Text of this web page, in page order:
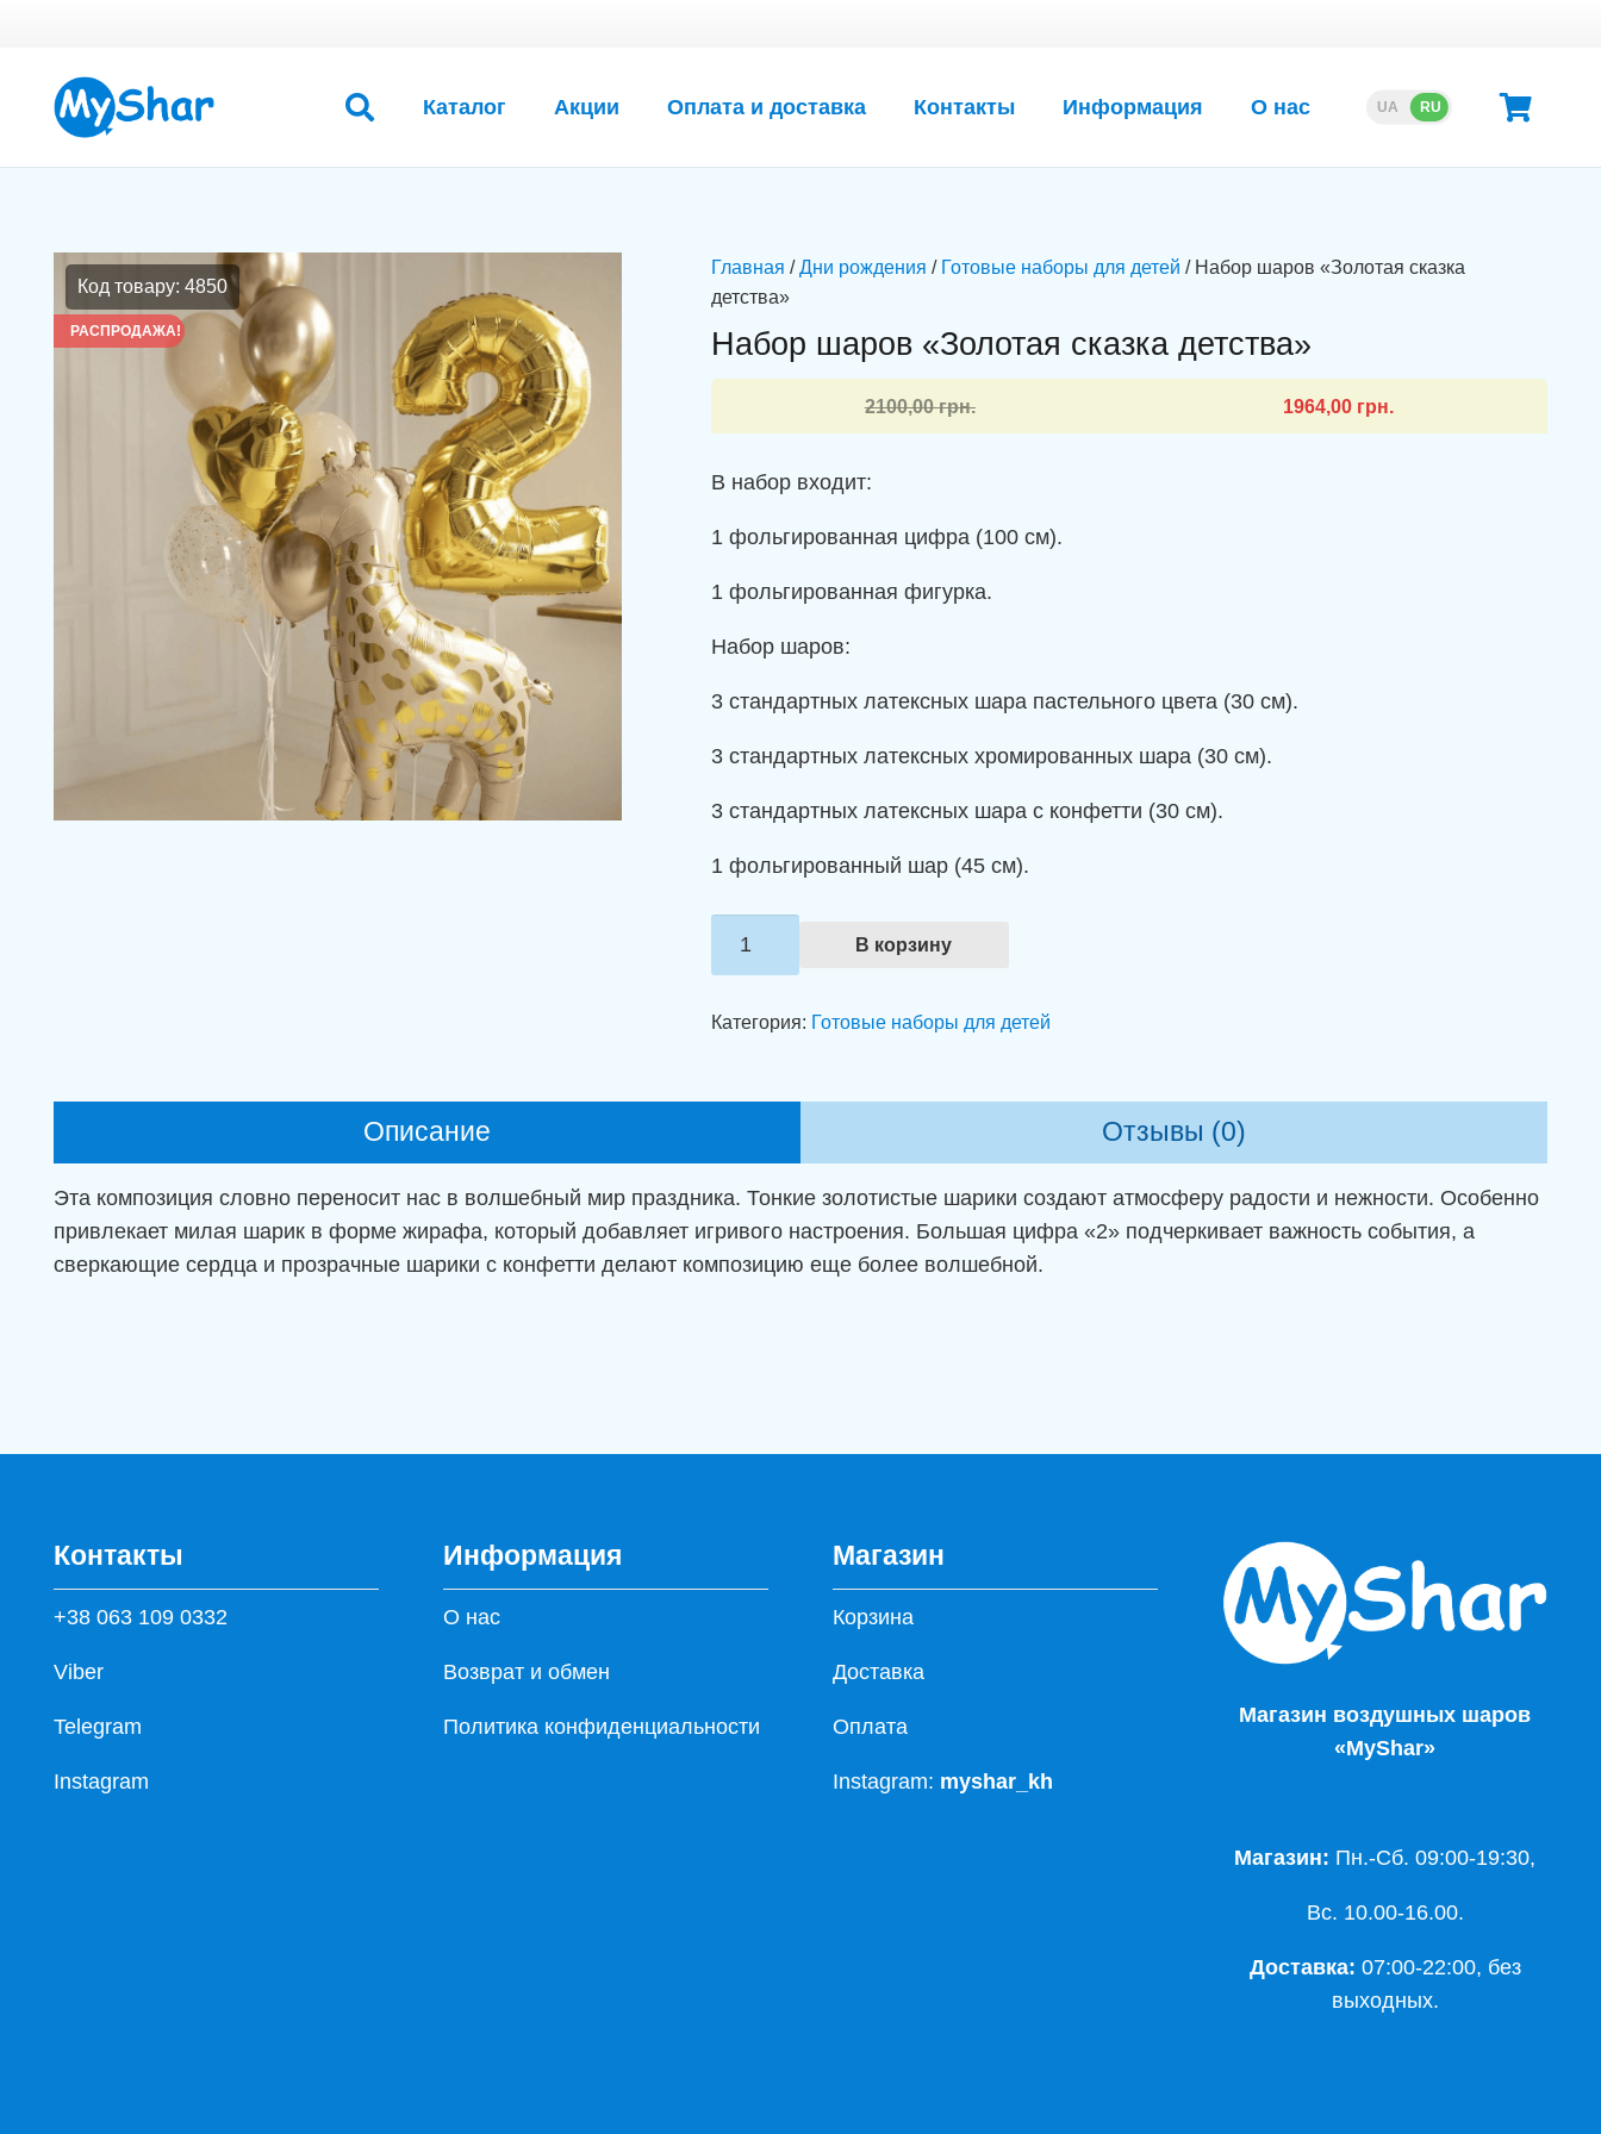
Каталог Акции Оплата и доставка Контакты Информация О нас UA RU
Код товару: 4850
РАСПРОДАЖА!
Главная /Дни рождения / Готовые наборы для детей / Набор шаров «Золотая сказка
детства»
Набор шаров «Золотая сказка детства»
2100,00грн.
Первоначальная
цена
составляла
2100,00 грн..
1964,00 грн.
цена:
1964,00 грн..
В набор входит:
1 фольгированная цифра (100 см).
1 фольгированная фигурка.
Набор шаров:
3 стандартных латексных шара пастельного цвета (30 см).
3 стандартных латексных хромированных шара (30 см).
3 стандартных латексных шара с конфетти (30 см).
1 фольгированный шар (45 см).
шаров
сказка
В корзину
Категория: Готовые наборы для детей
Описание Отзывы (0)
Эта композиция словно переносит нас в волшебный мир праздника. Тонкие золотистые шарики создают атмосферу радости и нежности. Особенно
привлекает милая шарик в форме жирафа, который добавляет игривого настроения. Большая цифра «2» подчеркивает важность события, а
сверкающие сердца и прозрачные шарики с конфетти делают композицию еще более волшебной.
Контакты
+38 063 109 0332
Viber
Telegram
Instagram
Информация
О нас
Возврат и обмен
Политика конфиденциальности
Магазин
Корзина
Доставка
Оплата
Instagram: myshar_kh
Магазин воздушных шаров
«MyShar»
Магазин: Пн.-Сб. 09:00-19:30,
Вс. 10.00-16.00.
Доставка: 07:00-22:00, без
выходных.